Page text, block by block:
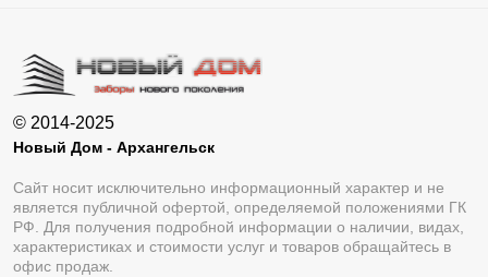
© 2014-2025
Новый Дом - Архангельск
Сайт носит исключительно информационный характер и не
является публичной офертой, определяемой положениями ГК
РФ. Для получения подробной информации о наличии, видах,
характеристиках и стоимости услуг и товаров обращайтесь в
офис продаж.